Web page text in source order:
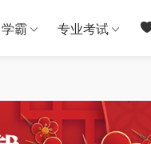
霸 专业考试